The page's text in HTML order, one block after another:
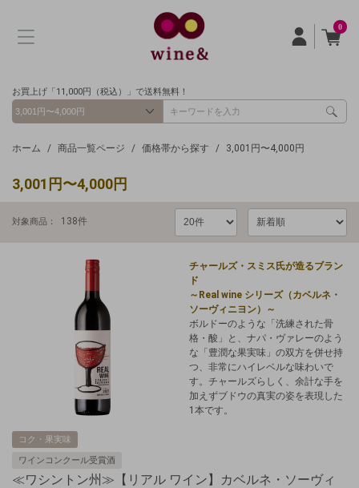
0
お買上げ「11,000円（税込）」で送料無料！
ホーム 商品一覧ページ 価格帯から探す 3,001円〜4,000円
3,001円〜4,000円
対象商品： 138件
チャールズ・スミス氏が造るブラン
ド
～Real wine シリーズ（カベルネ・
ソーヴィニヨン）～
ボルドーのような「洗練された骨
格・酸」と、ナパ・ヴァレーのよう
な「豊潤な果実味」の双方を併せ持
つ、非常にハイレベルな味わいで
す。チャールズらしく、余計な手を
加えずブドウの真実の姿を表現した
1本です。
コク・果実味
ワインコンクール受賞酒
≪ワシントン州≫【リアル ワイン】カベルネ・ソーヴィ